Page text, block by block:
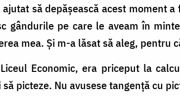
să depășească acest moment
gândurile pe care le aveam în
mea. Și m-a lăsat să aleg, pentru
Economic, era priceput la
să picteze. Nu avusese tangență cu